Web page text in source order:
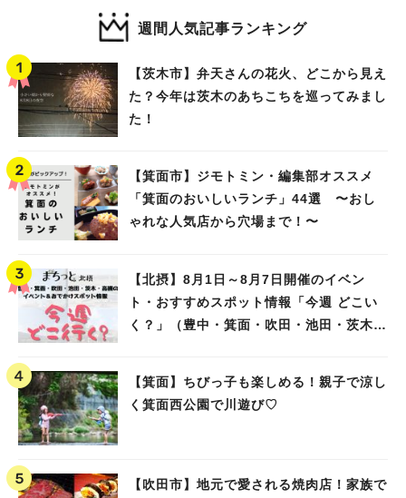
週間人気記事ランキング
【茨木市】弁天さんの花火、どこから見え
た？今年は茨木のあちこちを巡ってみまし
た！
【箕面市】ジモトミン・編集部オススメ
「箕面のおいしいランチ」44選 〜おし
ゃれな人気店から穴場まで！〜
【北摂】8月1日～8月7日開催のイベン
ト・おすすめスポット情報「今週 どこい
く？」（豊中・箕面・吹田・池田・茨木・
【箕面】ちびっ子も楽しめる！親子で涼し
く箕面西公園で川遊び♡
【吹田市】地元で愛される焼肉店！家族で